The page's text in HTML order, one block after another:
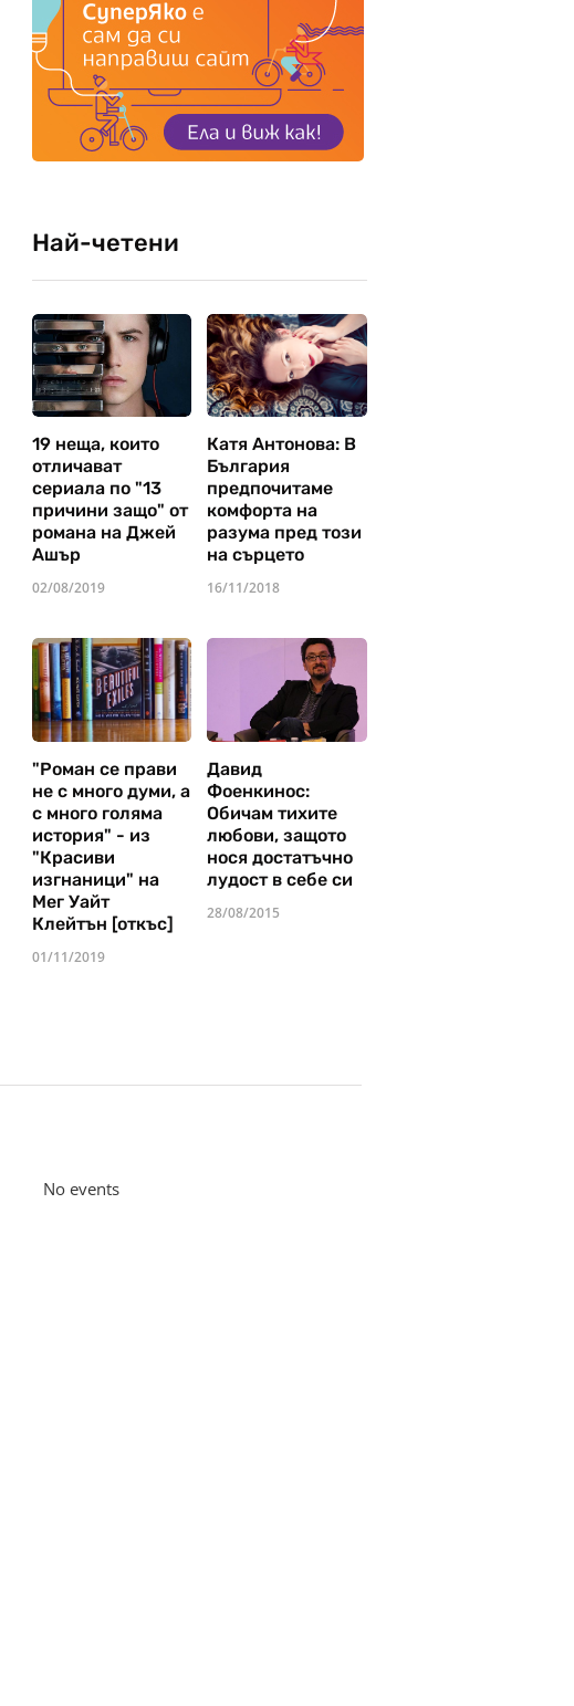
Най-четени
19 неща, които
отличават
сериала по "13
причини защо" от
романа на Джей
Ашър
02/08/2019
Катя Антонова: В
България
предпочитаме
комфорта на
разума пред този
на сърцето
16/11/2018
"Роман се прави
не с много думи, а
с много голяма
история" - из
"Красиви
изгнаници" на
Мег Уайт
Клейтън [откъс]
01/11/2019
Давид
Фоенкинос:
Обичам тихите
любови, защото
нося достатъчно
лудост в себе си
28/08/2015
No events